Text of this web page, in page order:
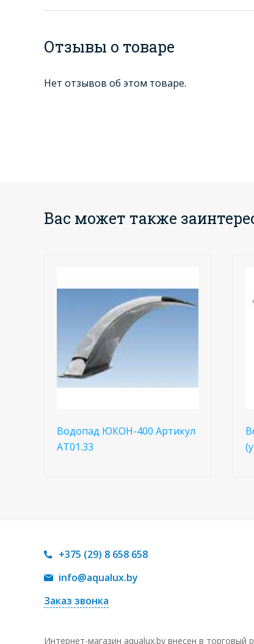
Отзывы о товаре
Нет отзывов об этом товаре.
Вас может также
Водопад ЮКОН-400 Артикул
АТ01.33
+375 (29) 8 658 658
info@aqualux.by
Заказ звонка
Интернет-магазин aqualux.by внесен в торговый